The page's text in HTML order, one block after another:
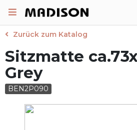
Zurück zum Katalog
Sitzmatte
Grey
BEN2P090